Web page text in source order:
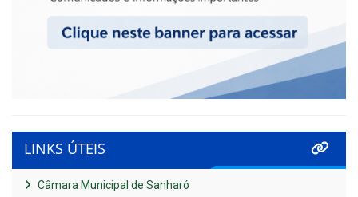
LINKS ÚTEIS
Câmara Municipal de Sanharó